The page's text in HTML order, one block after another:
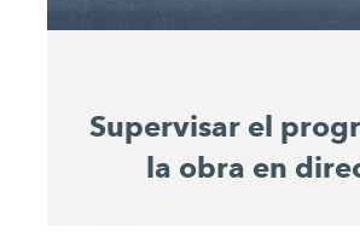
Supervisar el
la obra en